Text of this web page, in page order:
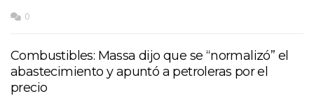
0
Combustibles: Massa dijo que se “normalizó” el
abastecimiento y apuntó a petroleras por el
precio